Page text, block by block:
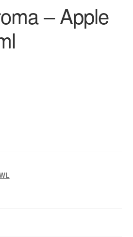
öffnen
– Apple